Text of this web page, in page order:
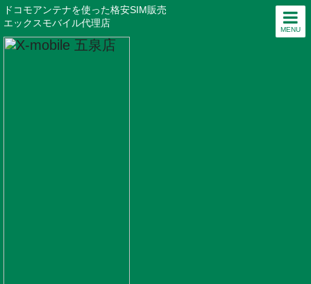
MENU
ドコモアンテナを使った格安SIM販売
エックスモバイル代理店